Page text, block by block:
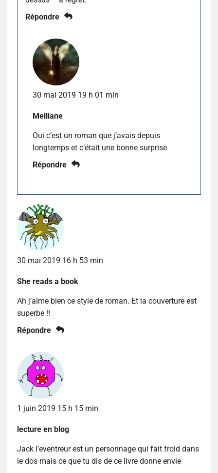
Répondre
30 mai 2019 19 h 01 min
Melliane
Oui c’est un roman que j’avais depuis
longtemps et c’était une bonne surprise
Répondre
30 mai 2019 16 h 53 min
She reads a book
Ah j’aime bien ce style de roman. Et la couverture est
superbe !!
Répondre
1 juin 2019 15 h 15 min
lecture en blog
Jack l’eventreur est un personnage qui fait froid dans
le dos mais ce que tu dis de ce livre donne envie